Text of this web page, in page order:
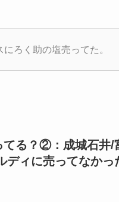
ろく助の塩売ってた。
てる？②：成城石井/
ディに売ってなかっ